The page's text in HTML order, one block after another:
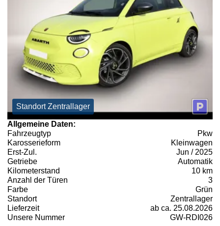
Standort Zentrallager
Allgemeine Daten:
Fahrzeugtyp
Pkw
Karosserieform
Kleinwagen
Erst-Zul.
Jun / 2025
Getriebe
Automatik
Kilometerstand
10 km
Anzahl der Türen
3
Farbe
Grün
Standort
Zentrallager
Lieferzeit
ab ca. 25.08.2026
Unsere Nummer
GW-RDI026